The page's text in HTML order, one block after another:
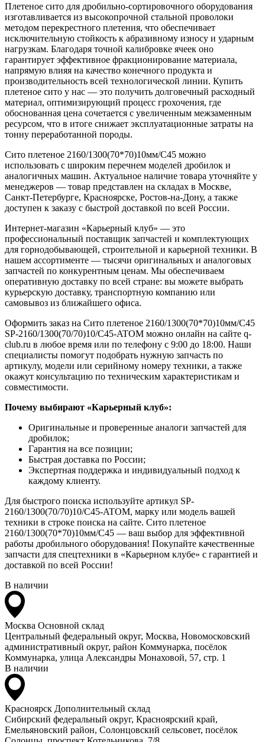
Плетеное сито для дробильно-сортировочного оборудования
изготавливается из высокопрочной стальной проволоки
методом перекрестного плетения, что обеспечивает
исключительную стойкость к абразивному износу и ударным
нагрузкам. Благодаря точной калибровке ячеек оно
гарантирует эффективное фракционирование материала,
напрямую влияя на качество конечного продукта и
производительность всей технологической линии. Купить
плетеное сито у нас — это получить долговечный расходный
материал, оптимизирующий процесс грохочения, где
обоснованная цена сочетается с увеличенным межзаменным
ресурсом, что в итоге снижает эксплуатационные затраты на
тонну переработанной породы.
Сито плетеное 2160/1300(70*70)10мм/C45 можно
использовать с широким перечнем моделей дробилок и
аналогичных машин. Актуальное наличие товара уточняйте у
менеджеров — товар представлен на складах в Москве,
Санкт-Петербурге, Красноярске, Ростов-на-Дону, а также
доступен к заказу с быстрой доставкой по всей России.
Интернет-магазин «Карьерный клуб» — это
профессиональный поставщик запчастей и комплектующих
для горнодобывающей, строительной и карьерной техники. В
нашем ассортименте — тысячи оригинальных и аналоговых
запчастей по конкурентным ценам. Мы обеспечиваем
оперативную доставку по всей стране: вы можете выбрать
курьерскую доставку, транспортную компанию или
самовывоз из ближайшего офиса.
Оформить заказ на Сито плетеное 2160/1300(70*70)10мм/C45
SP-2160/1300(70/70)10/C45-ATOM можно онлайн на сайте q-
club.ru в любое время или по телефону с 9:00 до 18:00. Наши
специалисты помогут подобрать нужную запчасть по
артикулу, модели или серийному номеру техники, а также
окажут консультацию по техническим характеристикам и
совместимости.
Почему выбирают «Карьерный клуб»:
Оригинальные и проверенные аналоги запчастей для
дробилок;
Гарантия на все позиции;
Быстрая доставка по России;
Экспертная поддержка и индивидуальный подход к
каждому клиенту.
Для быстрого поиска используйте артикул SP-
2160/1300(70/70)10/C45-ATOM, марку или модель вашей
техники в строке поиска на сайте. Сито плетеное
2160/1300(70*70)10мм/C45 — ваш выбор для эффективной
работы дробильного оборудования! Покупайте качественные
запчасти для спецтехники в «Карьерном клубе» с гарантией и
доставкой по всей России!
В наличии
Москва Основной склад
Центральный федеральный округ, Москва, Новомосковский
административный округ, район Коммунарка, посёлок
Коммунарка, улица Александры Монаховой, 57, стр. 1
В наличии
Красноярск Дополнительный склад
Сибирский федеральный округ, Красноярский край,
Емельяновский район, Солонцовский сельсовет, посёлок